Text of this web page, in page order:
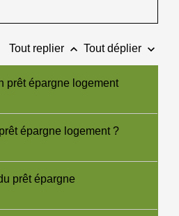
Tout replier keyboard_arrow_up Tout déplier keyboard_arrow_down
prêt épargne logement
épargne logement ?
prêt épargne